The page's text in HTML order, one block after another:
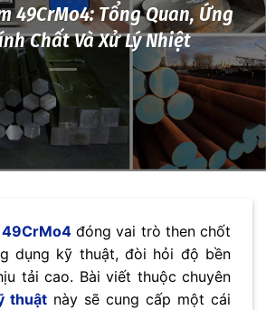
49CrMo4: Tổng Quan, Ứng
Chất Và Xử Lý Nhiệt
49CrMo4đóng vai trò then chốt
dụng kỹ thuật, đòi hỏi độ bền
tải cao. Bài viết thuộc chuyên
thuật này sẽ cung cấp một cái